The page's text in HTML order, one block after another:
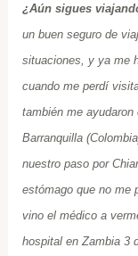
¿Aún sigues
un buen seguro de
situaciones, y ya me
cuando me perdí
también me
Barranquilla
nuestro paso por
estómago que no me
vino el médico a
hospital en Zambia 3